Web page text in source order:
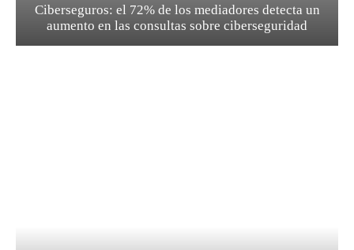
Ciberseguros: el 72% de los mediadores detecta un
aumento en las consultas sobre ciberseguridad